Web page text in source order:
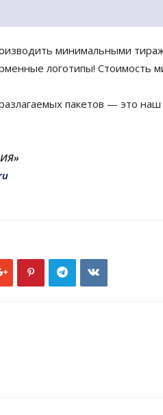
минимальными
логотипы! Стоимость
пакетов — это